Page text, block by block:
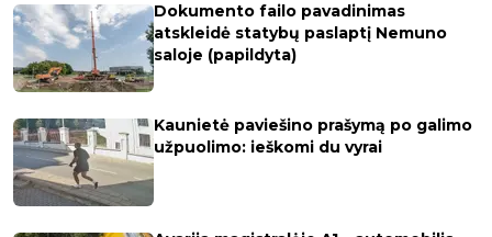
Dokumento failo pavadinimas
atskleidė statybų paslaptį Nemuno
saloje (papildyta)
Kaunietė paviešino prašymą po galimo
užpuolimo: ieškomi du vyrai